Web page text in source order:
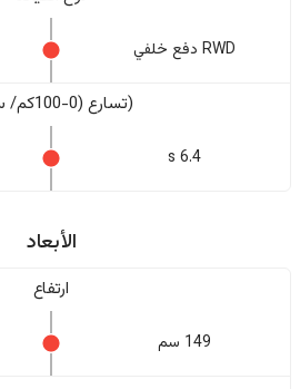
RWD دفع خلفي
(تسارع (0-100كم/ ساعة
6.4 s
الأبعاد
ارتفاع
149 سم